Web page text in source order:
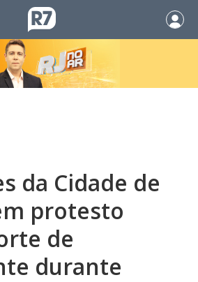
da Cidade de
protesto
de
durante